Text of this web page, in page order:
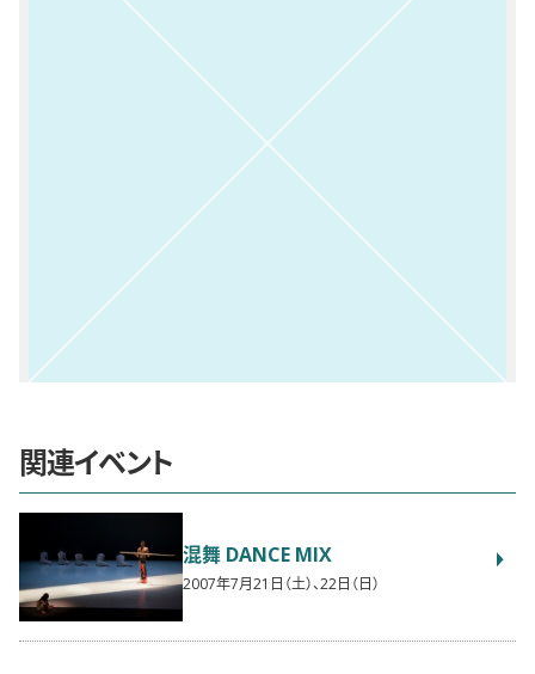
関連イベント
混舞 DANCE MIX
2007年7月21日（土）、22日（日）